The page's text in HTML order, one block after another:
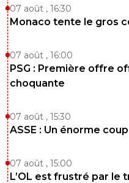
07 août , 16:30
Monaco tente le gros
07 août , 16:00
PSG : Première offre
choquante
07 août , 15:30
ASSE : Un énorme
07 août , 15:00
L’OL est frustré par le